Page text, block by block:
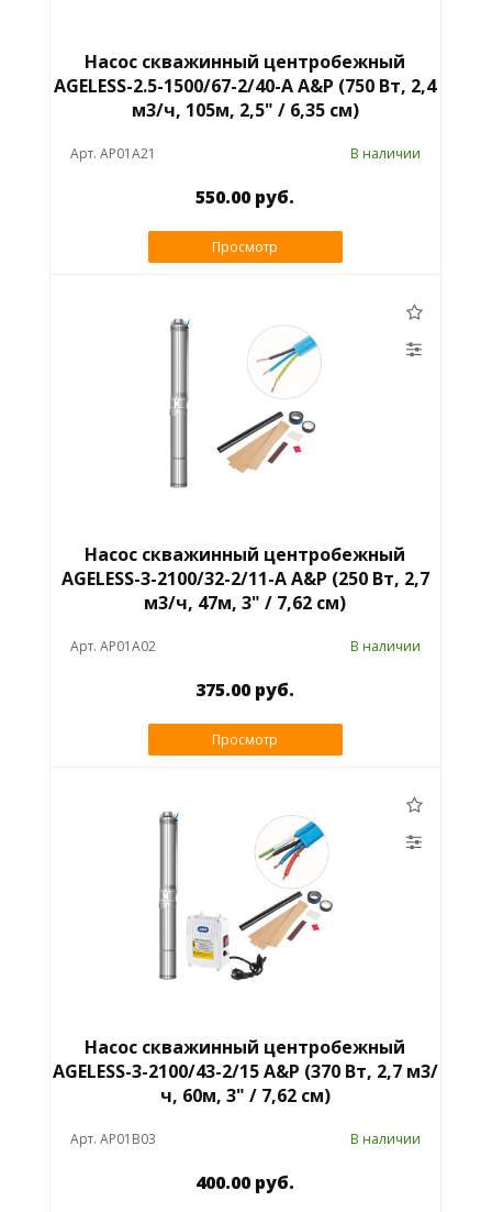
Насос скважинный центробежный
AGELESS-2.5-1500/67-2/40-A A&P (750 Вт, 2,4
м3/ч, 105м, 2,5" / 6,35 см)
Арт. AP01A21 В наличии
550.00 руб.
Просмотр
Насос скважинный центробежный
AGELESS-3-2100/32-2/11-A A&P (250 Вт, 2,7
м3/ч, 47м, 3" / 7,62 см)
Арт. AP01A02 В наличии
375.00 руб.
Просмотр
Насос скважинный центробежный
AGELESS-3-2100/43-2/15 A&P (370 Вт, 2,7 м3/
ч, 60м, 3" / 7,62 см)
Арт. AP01B03 В наличии
400.00 руб.